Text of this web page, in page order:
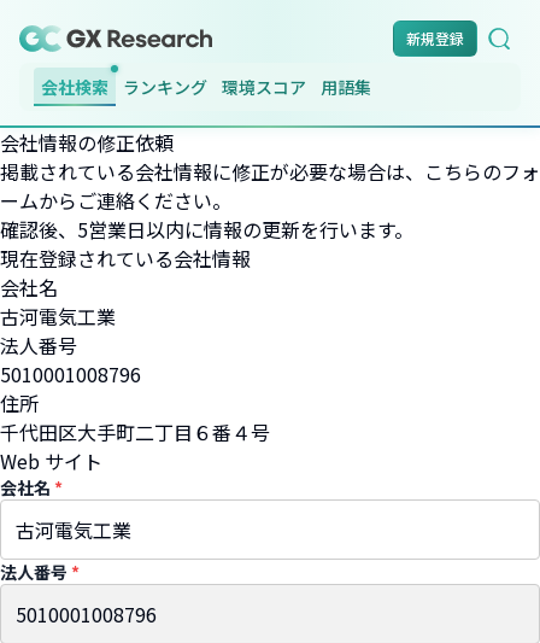
新規登録
会社検索 ランキング 環境スコア 用語集
会社情報の修正依頼
掲載されている会社情報に修正が必要な場合は、こちらのフォ
ームからご連絡ください。
確認後、5営業日以内に情報の更新を行います。
現在登録されている会社情報
会社名
古河電気工業
法人番号
5010001008796
住所
千代田区大手町二丁目６番４号
Web サイト
会社名 *
法人番号 *